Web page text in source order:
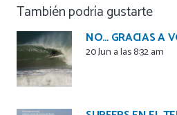
También podría gustarte
NO… GRACIAS A
20 Jun a las 8:32 am